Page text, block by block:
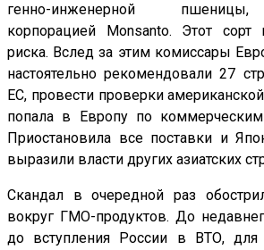
генно-инженерной пшеницы,
корпорацией Monsanto. Этот сорт
риска. Вслед за этим комиссары
настоятельно рекомендовали 27
ЕС, провести проверки
попала в Европу по
Приостановила все поставки и
выразили власти других азиатских
Скандал в очередной раз
вокруг ГМО-продуктов. До
до вступления России в ВТО,